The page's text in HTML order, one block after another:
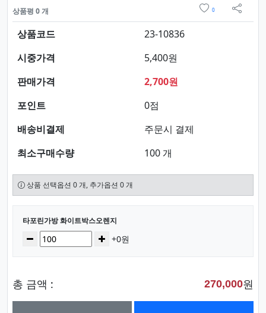
상품평 0 개 0
sns 공
상품코드
23-10836
시중가격
5,400원
판매가격
2,700원
포인트
0점
배송비결제
주문시 결제
최소구매수량
100 개
상품 선택옵션 0 개, 추가옵션 0 개
선택된 옵션
타포린가방 화이트박스오렌지
수량감소 증가+0원
총 금액 : 270,000원